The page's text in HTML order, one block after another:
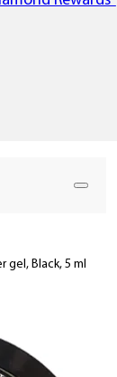
gel, Black, 5 ml